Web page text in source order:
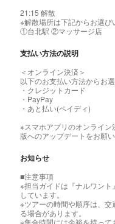
21:15 解散
※解散場所は下記からお選び
①台北駅 ②マッサージ店
支払い方法の説明
＜オンライン決済＞
以下のお支払い方法からお選
・クレジットカード
・PayPay
・あと払い(ペイディ)
※スマホアプリのオンライ
版へのアップデートをお願い
お知らせ
■注意事項
※担当ガイドは『ナルワン
しています。
※ツアーの時間や順序は、
る場合があります。
※集合時間には余裕を持っ